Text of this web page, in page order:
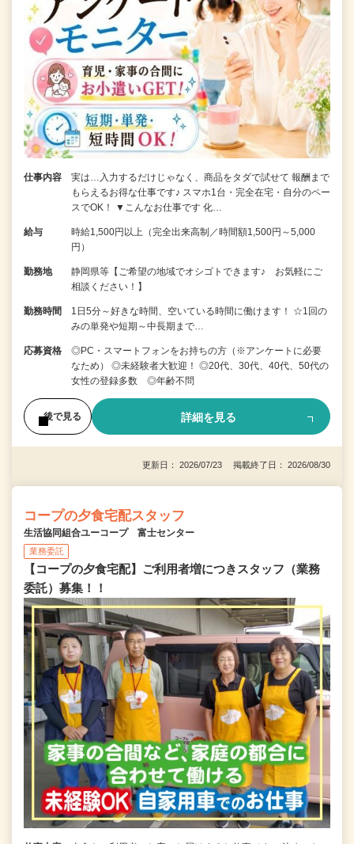
仕事内容
実は…入力するだけじゃなく、商品をタダで試せて 報酬まで
もらえるお得な仕事です♪ スマホ1台・完全在宅・自分のペー
スでOK！ ▼こんなお仕事です 化…
給与
時給1,500円以上（完全出来高制／時間額1,500円～5,000
円）
勤務地
静岡県等【ご希望の地域でオシゴトできます♪ お気軽にご
相談ください！】
勤務時間
1日5分～好きな時間、空いている時間に働けます！ ☆1回の
みの単発や短期～中長期まで…
応募資格
◎PC・スマートフォンをお持ちの方（※アンケートに必要
なため） ◎未経験者大歓迎！ ◎20代、30代、40代、50代の
女性の登録多数 ◎年齢不問
後で見る 詳細を見る
更新日： 2026/07/23 掲載終了日： 2026/08/30
コープの夕食宅配スタッフ
生活協同組合ユーコープ 富士センター
業務委託
【コープの夕食宅配】ご利用者増につきスタッフ（業務
委託）募集！！